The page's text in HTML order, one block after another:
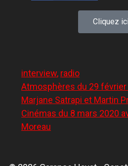
Cliquez ici
interview, radio
Atmosphères du 29 février
Marjane Satrapi et Martin
Cinémas du 8 mars 2020
Moreau